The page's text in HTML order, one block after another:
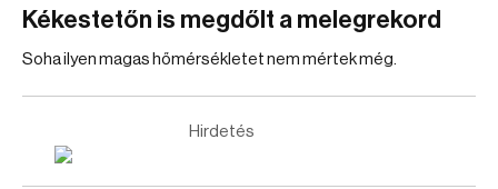
Kékestetőn is megdőlt a melegrekord
Soha ilyen magas hőmérsékletet nem mértek még.
Hirdetés